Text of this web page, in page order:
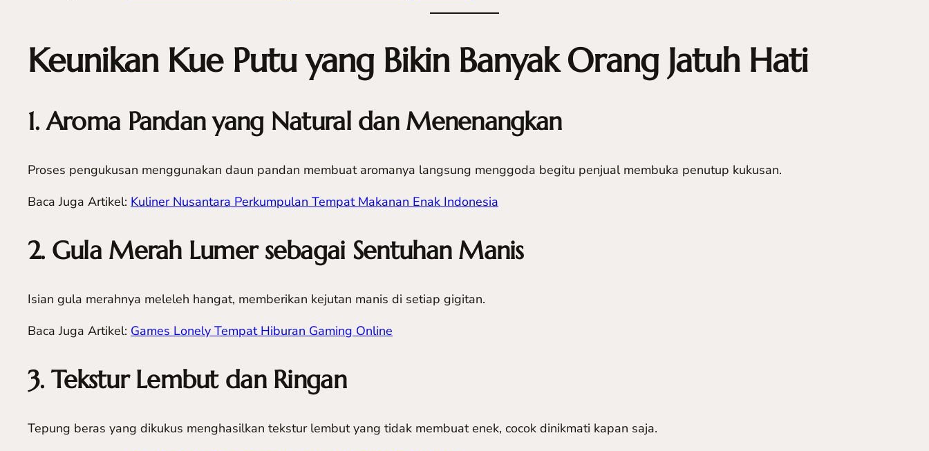
Keunikan Kue Putu yang Bikin Banyak Orang Jatuh Hati
1. Aroma Pandan yang Natural dan Menenangkan
Proses pengukusan menggunakan daun pandan membuat aromanya langsung menggoda begitu penjual membuka penutup kukusan.
Baca Juga Artikel: Kuliner Nusantara Perkumpulan Tempat Makanan Enak Indonesia
2. Gula Merah Lumer sebagai Sentuhan Manis
Isian gula merahnya meleleh hangat, memberikan kejutan manis di setiap gigitan.
Baca Juga Artikel: Games Lonely Tempat Hiburan Gaming Online
3. Tekstur Lembut dan Ringan
Tepung beras yang dikukus menghasilkan tekstur lembut yang tidak membuat enek, cocok dinikmati kapan saja.